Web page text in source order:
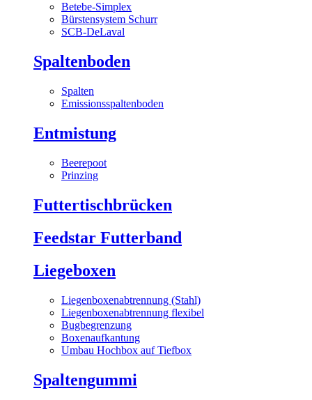
Betebe-Simplex
Bürstensystem Schurr
SCB-DeLaval
Spaltenboden
Spalten
Emissionsspaltenboden
Entmistung
Beerepoot
Prinzing
Futtertischbrücken
Feedstar Futterband
Liegeboxen
Liegenboxenabtrennung (Stahl)
Liegenboxenabtrennung flexibel
Bugbegrenzung
Boxenaufkantung
Umbau Hochbox auf Tiefbox
Spaltengummi